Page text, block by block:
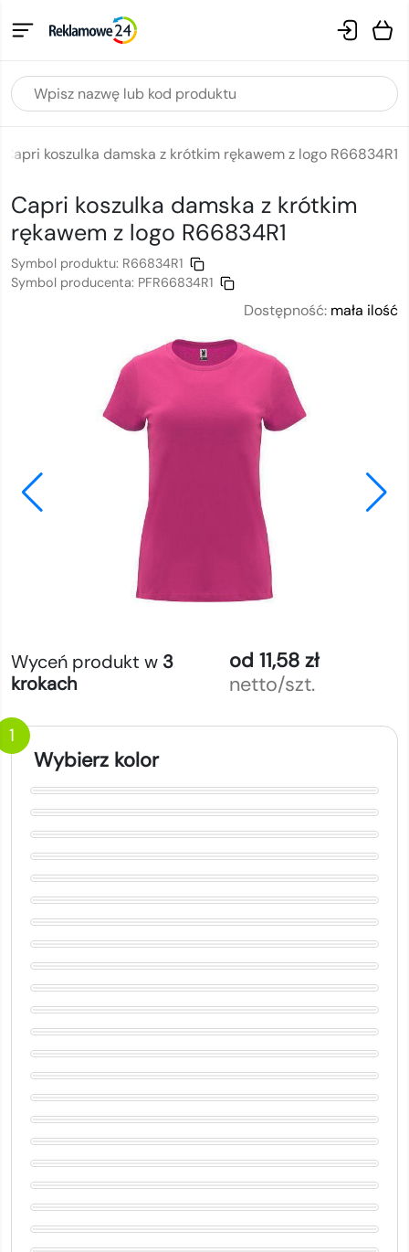
Capri koszulka damska z krótkim rękawem z logo R66834R1
Capri koszulka damska z krótkim
rękawem z logo R66834R1
Symbol produktu: R66834R1
Symbol producenta: PFR66834R1
Dostępność: mała ilość
Wyceń produkt w 3
krokach
od 11,58 zł
netto/szt.
1
Wybierz kolor